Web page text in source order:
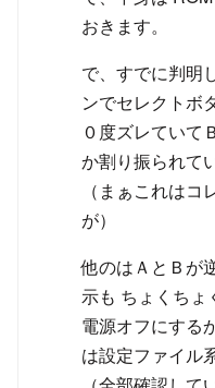
おきます。
で、すでに判明
ンでセレクトボ
０度ズレていて
か割り振られて
（まぁこれは
が）
他のはＡとＢが
示も ちょくちょ
電源オフにする
は設定ファイル